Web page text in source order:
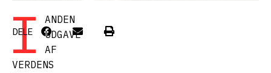
I
ANDEN
UDGAVE
AF
VERDENS
DELE